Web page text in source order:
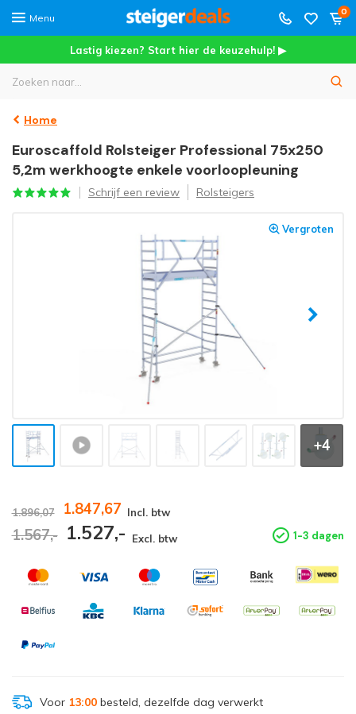
Menu
0
Lastig kiezen? Start hier de keuzehulp! ▶
Home
Euroscaffold Rolsteiger Professional 75x250
5,2m werkhoogte enkele voorloopleuning
Schrijf een review Rolsteigers
Vergroten
+4
1.896,07 1.847,67 Incl. btw
1.567,- 1.527,- Excl. btw 1-3 dagen
Voor 13:00besteld, dezelfde dag verwerkt